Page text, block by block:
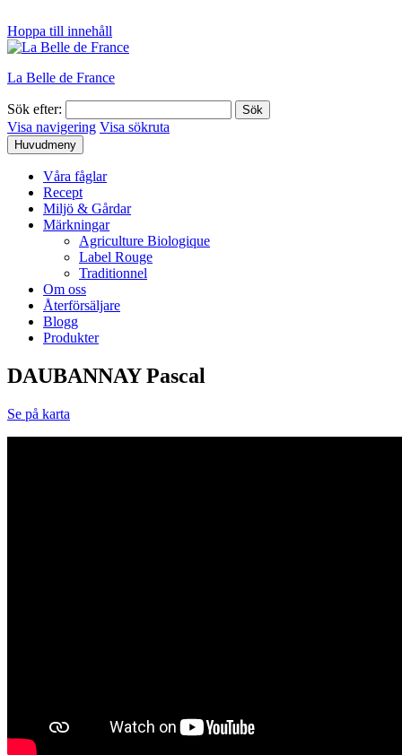
Hoppa till innehåll
La Belle de France
Sök efter:
Visa navigering Visa sökruta
Huvudmeny
Våra fåglar
Recept
Miljö & Gårdar
Märkningar
Agriculture Biologique
Label Rouge
Traditionnel
Om oss
Återförsäljare
Blogg
Produkter
DAUBANNAY Pascal
Se på karta